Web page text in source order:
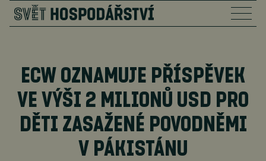
ECW OZNAMUJE PŘÍSPĚVEK
VE VÝŠI 2 MILIONŮ USD PRO
DĚTI ZASAŽENÉ POVODNĚMI
V PÁKISTÁNU